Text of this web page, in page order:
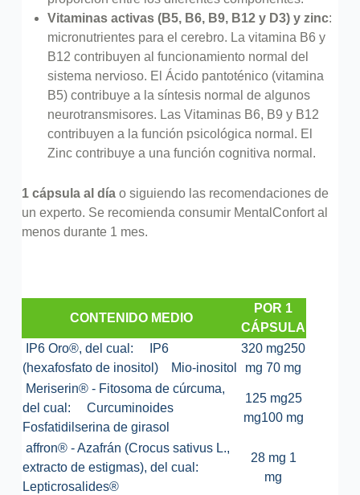
Vitaminas activas (B5, B6, B9, B12 y D3) y zinc:
micronutrientes para el cerebro. La vitamina B6 y
B12 contribuyen al funcionamiento normal del
sistema nervioso. El Ácido pantoténico (vitamina
B5) contribuye a la síntesis normal de algunos
neurotransmisores. Las Vitaminas B6, B9 y B12
contribuyen a la función psicológica normal. El
Zinc contribuye a una función cognitiva normal.
1 cápsula al día o siguiendo las recomendaciones de
un experto. Se recomienda consumir MentalConfort al
menos durante 1 mes.
CONTENIDO MEDIO
POR 1
CÁPSULA
IP6 Oro®, del cual:
IP6
(hexafosfato de inositol) Mio-inositol
320 mg250
mg 70 mg
Meriserin® - Fitosoma de cúrcuma,
del cual:
Curcuminoides
Fosfatidilserina de girasol
125 mg25
mg100 mg
affron® - Azafrán (Crocus sativus L.,
extracto de estigmas), del cual:
Lepticrosalides®
28 mg 1
mg